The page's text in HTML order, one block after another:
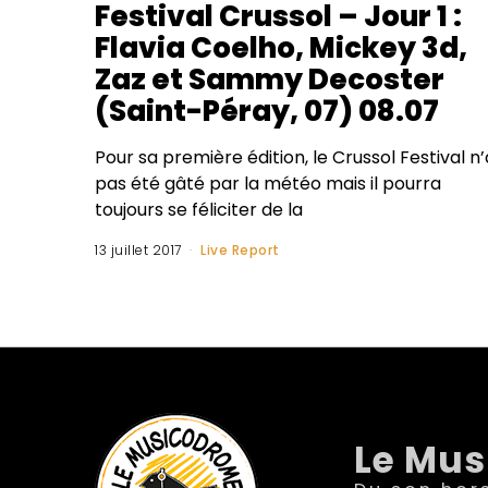
Festival Crussol – Jour 1 :
Flavia Coelho, Mickey 3d,
Zaz et Sammy Decoster
(Saint-Péray, 07) 08.07
Pour sa première édition, le Crussol Festival
pas été gâté par la météo mais il pourra
toujours se féliciter de la
13 juillet 2017 Live Report
Le